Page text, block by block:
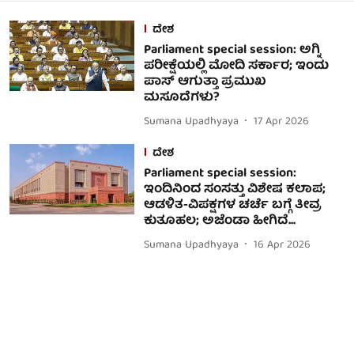
ದೇಶ
Parliament special session: ಅಗ್ನಿ
ಪರೀಕ್ಷೆಯಲ್ಲಿ ಮೋದಿ ಸರ್ಕಾರ; ಇಂದು
ಪಾಸ್ ಆಗುತ್ತಾ ಪ್ರಮುಖ
ಮಸೂದೆಗಳು?
Sumana Upadhyaya
17 Apr 2026
ದೇಶ
Parliament special session:
ಇಂದಿನಿಂದ ಸಂಸತ್ತು ವಿಶೇಷ ಕಲಾಪ;
ಆಡಳಿತ-ವಿಪಕ್ಷಗಳ ಚರ್ಚೆ ಬಗ್ಗೆ ತೀವ್ರ
ಕುತೂಹಲ; ಅಜೆಂಡಾ ಹೀಗಿದೆ...
Sumana Upadhyaya 16 Apr 2026